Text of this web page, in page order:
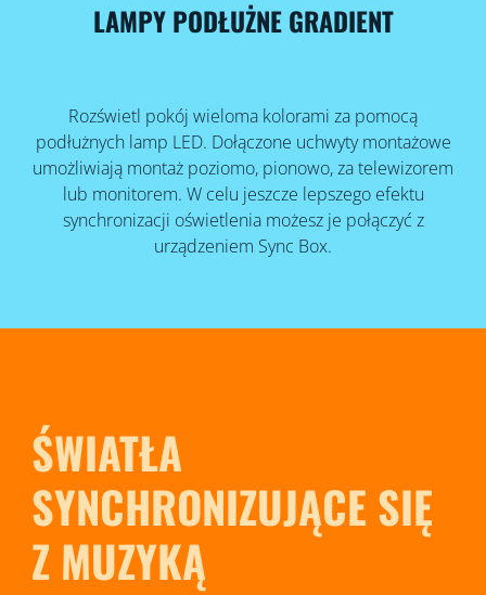
LAMPY PODŁUŻNE GRADIENT
Rozświetl pokój wieloma kolorami za pomocą
podłużnych lamp LED. Dołączone uchwyty montażowe
umożliwiają montaż poziomo, pionowo, za telewizorem
lub monitorem. W celu jeszcze lepszego efektu
synchronizacji oświetlenia możesz je połączyć z
urządzeniem Sync Box.
ŚWIATŁA
SYNCHRONIZUJĄCE SIĘ
Z MUZYKĄ